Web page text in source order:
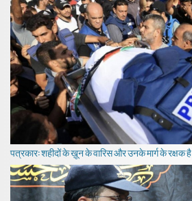
पत्रकार: शहीदों के ख़ून के वारिस और उनके मार्ग के रक्षक है